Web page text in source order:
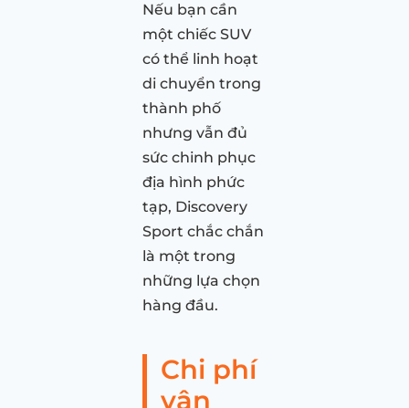
Nếu bạn cần
một chiếc SUV
có thể linh hoạt
di chuyển trong
thành phố
nhưng vẫn đủ
sức chinh phục
địa hình phức
tạp, Discovery
Sport chắc chắn
là một trong
những lựa chọn
hàng đầu.
Chi phí
vận